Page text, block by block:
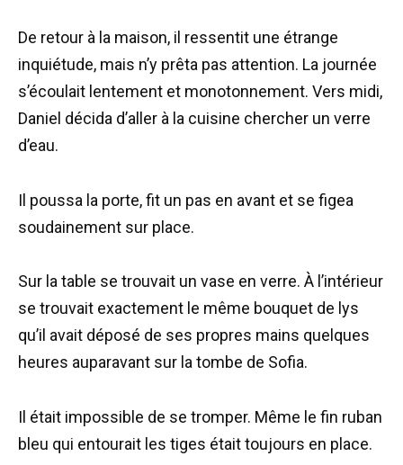
De retour à la maison, il ressentit une étrange
inquiétude, mais n’y prêta pas attention. La journée
s’écoulait lentement et monotonnement. Vers midi,
Daniel décida d’aller à la cuisine chercher un verre
d’eau.
Il poussa la porte, fit un pas en avant et se figea
soudainement sur place.
Sur la table se trouvait un vase en verre. À l’intérieur
se trouvait exactement le même bouquet de lys
qu’il avait déposé de ses propres mains quelques
heures auparavant sur la tombe de Sofia.
Il était impossible de se tromper. Même le fin ruban
bleu qui entourait les tiges était toujours en place.